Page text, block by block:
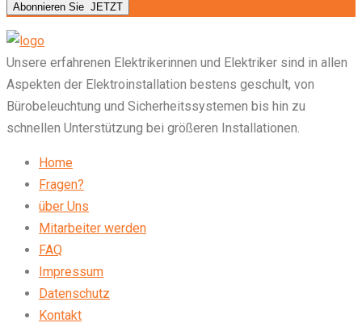
Abonnieren Sie JETZT
Unsere erfahrenen Elektrikerinnen und Elektriker sind in allen
Aspekten der Elektroinstallation bestens geschult, von
Bürobeleuchtung und Sicherheitssystemen bis hin zu
schnellen Unterstützung bei größeren Installationen.
Home
Fragen?
über Uns
Mitarbeiter werden
FAQ
Impressum
Datenschutz
Kontakt